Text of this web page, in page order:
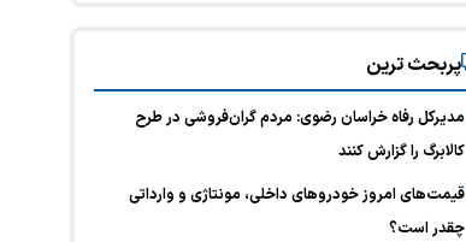
پربحث ترین
مدیرکل رفاه خراسان رضوی: مردم گران‌فروشی در طرح
کالابرگ را گزارش کنند
قیمت‌های امروز خودرو‌های داخلی، مونتاژی و وارداتی
چقدر است؟